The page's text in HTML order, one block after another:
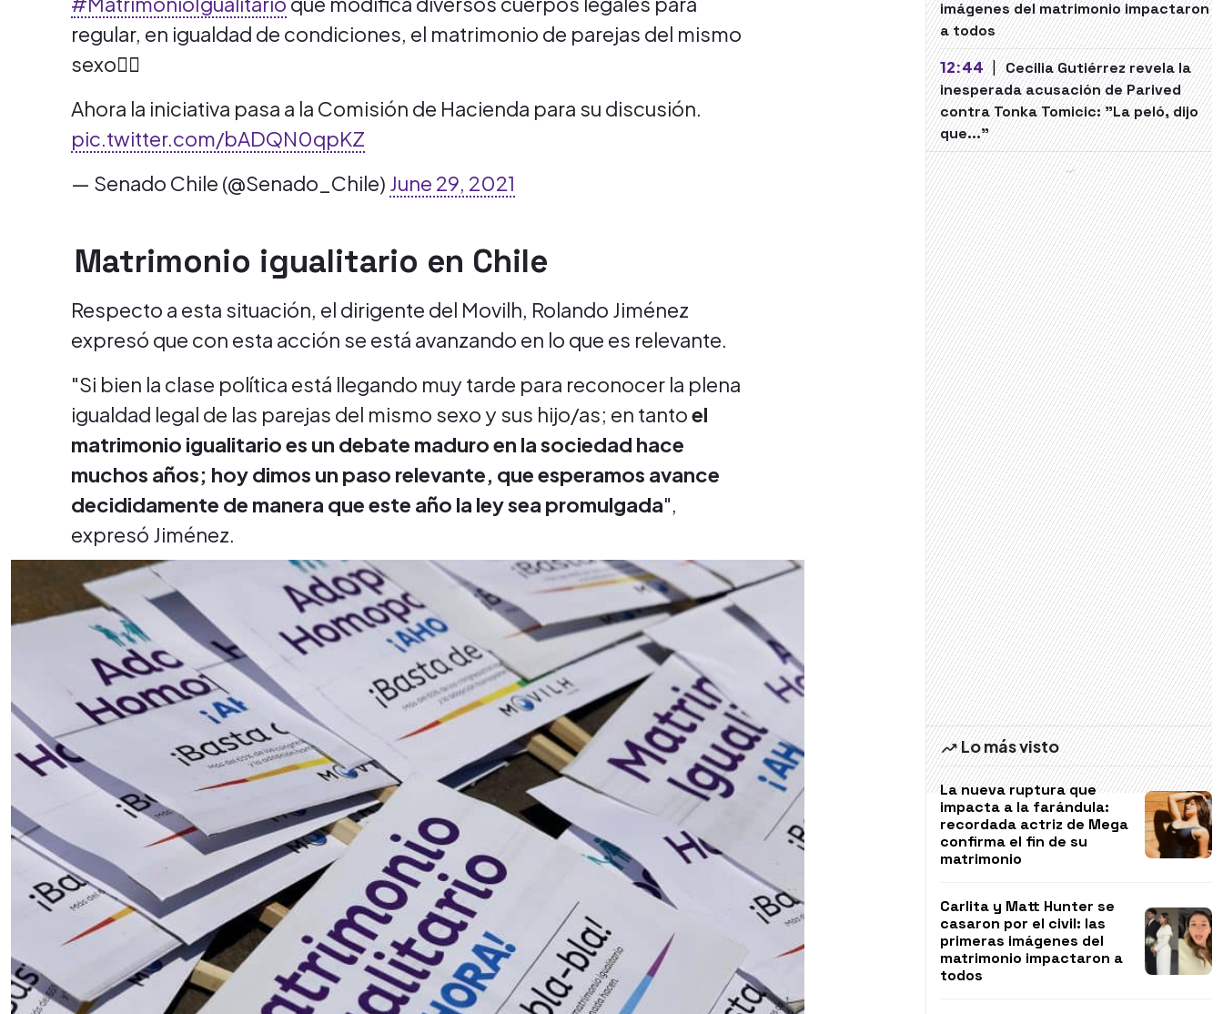
regular, en igualdad de condiciones, el matrimonio de parejas del mismo
sexo🏳️‍🌈
Ahora la iniciativa pasa a la Comisión de Hacienda para su discusión.
pic.twitter.com/bADQN0qpKZ
— Senado Chile (@Senado_Chile) June 29, 2021
Matrimonio igualitario en Chile
Respecto a esta situación, el dirigente del Movilh, Rolando Jiménez
expresó que con esta acción se está avanzando en lo que es relevante.
"Si bien la clase política está llegando muy tarde para reconocer la plena
igualdad legal de las parejas del mismo sexo y sus hijo/as; en tantoel
matrimonio igualitario es un debate maduro en la sociedad hace
muchos años; hoy dimos un paso relevante, que esperamos avance
decididamente de manera que este año la ley sea promulgada",
expresó Jiménez.
imágenes del matrimonio impactaron
a todos
12:44 | Cecilia Gutiérrez revela la
inesperada acusación de Parived
contra Tonka Tomicic: "La peló, dijo
que..."
Lo más visto
La nueva ruptura que
impacta a la farándula:
recordada actriz de Mega
confirma el fin de su
matrimonio
Carlita y Matt Hunter se
casaron por el civil: las
primeras imágenes del
matrimonio impactaron a
todos